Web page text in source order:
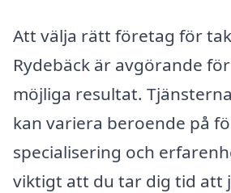
Att välja rätt företag för
Rydebäck är avgörande
möjliga resultat.
kan variera beroende på
specialisering och
viktigt att du tar dig tid att